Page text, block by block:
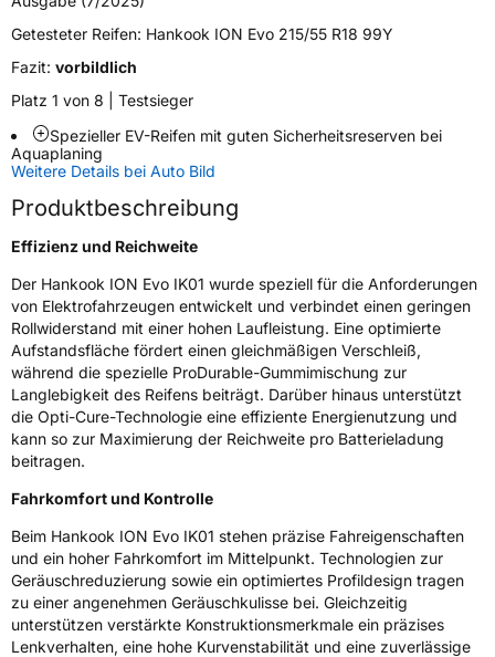
FahrzeugtypPKW
VerwendungSommerreifen
ModellnameION Evo IK01
FahrzeugartPKW & SUV
Weitere Eigenschaften
SchlauchtypTL
Zustand Neureifen
VerstärktXL
FelgenschutzMFS
Elektro Ja
EU Label
EffizienzA
NasshaftungA
Rollgeräusch (Klasse)A
Getesteter Reifen: Hankook ION Evo 215/55 R18 99Y
Fazit: vorbildlich
Platz 1 von 8 | Testsieger
Spezieller EV-Reifen mit guten Sicherheitsreserven bei
Aquaplaning
Weitere Details bei Auto Bild
Produktbeschreibung
Effizienz und Reichweite
Der Hankook ION Evo IK01 wurde speziell für die Anforderungen
von Elektrofahrzeugen entwickelt und verbindet einen geringen
Rollwiderstand mit einer hohen Laufleistung. Eine optimierte
Aufstandsfläche fördert einen gleichmäßigen Verschleiß,
während die spezielle ProDurable-Gummimischung zur
Langlebigkeit des Reifens beiträgt. Darüber hinaus unterstützt
die Opti-Cure-Technologie eine effiziente Energienutzung und
kann so zur Maximierung der Reichweite pro Batterieladung
beitragen.
Fahrkomfort und Kontrolle
Beim Hankook ION Evo IK01 stehen präzise Fahreigenschaften
und ein hoher Fahrkomfort im Mittelpunkt. Technologien zur
Geräuschreduzierung sowie ein optimiertes Profildesign tragen
zu einer angenehmen Geräuschkulisse bei. Gleichzeitig
unterstützen verstärkte Konstruktionsmerkmale ein präzises
Lenkverhalten, eine hohe Kurvenstabilität und eine zuverlässige